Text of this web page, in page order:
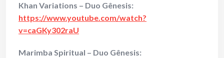
Khan Variations – Duo Gênesis:
https://www.youtube.com/watch?
v=caGKy302raU
Marimba Spiritual – Duo Gênesis: